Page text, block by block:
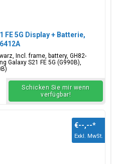
FE 5G Display + Batterie,
Incl. frame, battery, GH82-
Galaxy S21 FE 5G (G990B),
Schicken Sie mir wenn
verfügbar!
€--,--*
Exkl. MwSt.